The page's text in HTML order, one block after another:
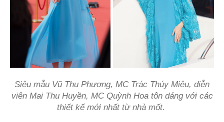
Siêu mẫu Vũ Thu Phương, MC Trác Thúy Miêu, diễn
viên Mai Thu Huyền, MC Quỳnh Hoa tôn dáng với các
thiết kế mới nhất từ nhà mốt.